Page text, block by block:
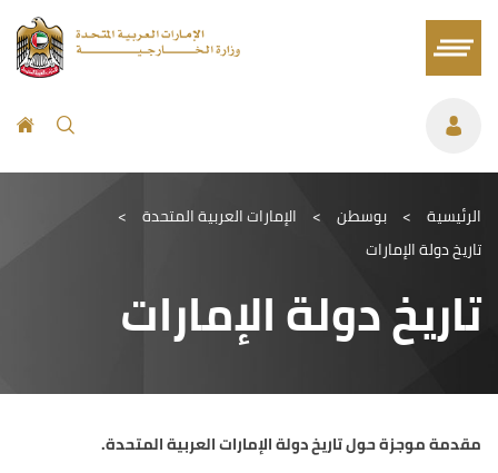
الرئيسية > بوسطن > الإمارات العربية المتحدة >
تاريخ دولة الإمارات
تاريخ دولة الإمارات
مقدمة موجزة حول تاريخ دولة الإمارات العربية المتحدة.